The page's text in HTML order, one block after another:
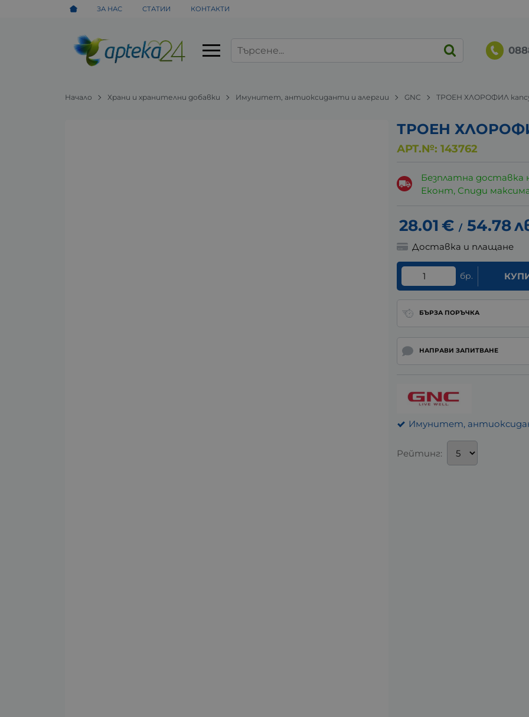
ЗА НАС СТАТИИ КОНТАКТИ
Начало Храни и хранителни добавки Имунитет, антиоксиданти и алергии GNC ТРОЕН ХЛОРОФИЛ
ТРОЕН
АРТ.№: 143762
Безплатна доставка
Еконт, Спиди
28.01 € / 54.78
Доставка и плащане
бр.
БЪРЗА ПОРЪЧКА
НАПРАВИ ЗАПИТВАНЕ
Имунитет,
Рейтинг: